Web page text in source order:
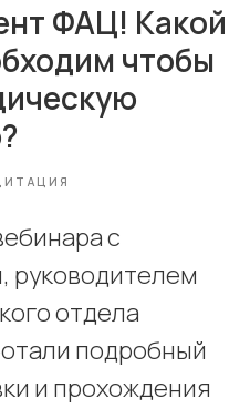
ФАЦ! Какой
чтобы
с
руководителем
отдела
подробный
и прохождения